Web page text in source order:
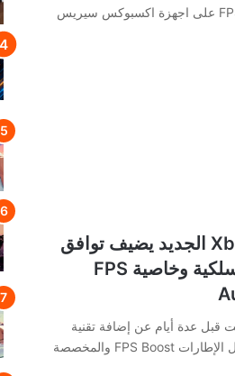
التي تدعم خاصية FPS Boost على اجهزة اكسبوكس سيريس
تحديث Xbox Series الجديد يضيف توافق
سماعة الرأس اللاسلكية وخاصية FPS
عدة أيام عن إضافة تقنية
جديدة تعمل على رفع معدل الإطارات FPS Boost والمخصصة